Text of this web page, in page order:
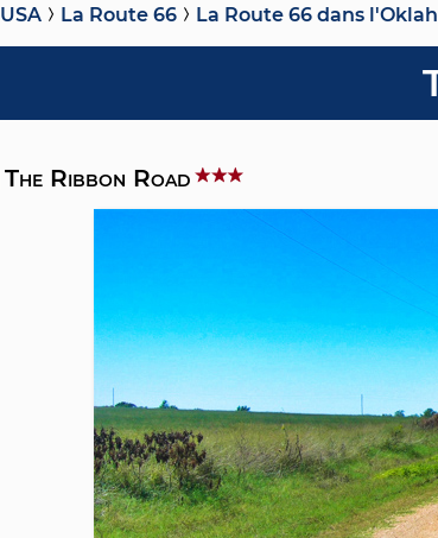
USA La Route 66 La Route 66 dans
The Ribbon Road